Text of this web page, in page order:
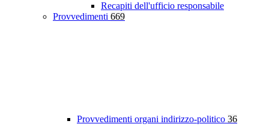
Recapiti dell'ufficio responsabile
Provvedimenti 669
Provvedimenti organi indirizzo-politico 36